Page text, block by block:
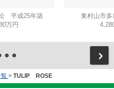
平成25年築
万円
東村山市
> TULIP ROSE